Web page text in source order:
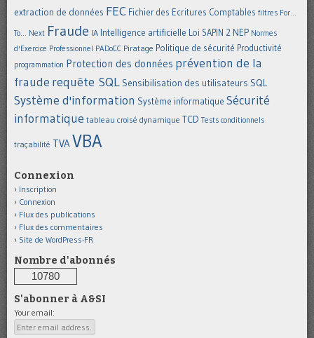
extraction de données FEC Fichier des Ecritures Comptables filtres For...
To... Next Fraude IA Intelligence artificielle Loi SAPIN 2 NEP Normes
d'Exercice Professionnel PADoCC Piratage Politique de sécurité Productivité
programmation Protection des données prévention de la
fraude requête SQL Sensibilisation des utilisateurs SQL
Système d'information Système informatique Sécurité
informatique tableau croisé dynamique TCD Tests conditionnels
traçabilité TVAVBA
Connexion
Inscription
Connexion
Flux des publications
Flux des commentaires
Site de WordPress-FR
Nombre d'abonnés
10780
S'abonner à A&SI
Your email: